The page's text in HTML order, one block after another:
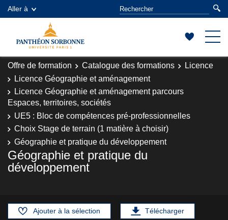
Aller à
Offre de formation Catalogue des formations
Licence
Licence Géographie et aménagement
Licence Géographie et aménagement parcours
Espaces, territoires, sociétés
UE5 : Bloc de compétences pré-professionnelles
Choix Stage de terrain (1 matière à choisir)
Géographie et pratique du développement
Géographie et pratique du
développement
Ajouter à la sélection Télécharger